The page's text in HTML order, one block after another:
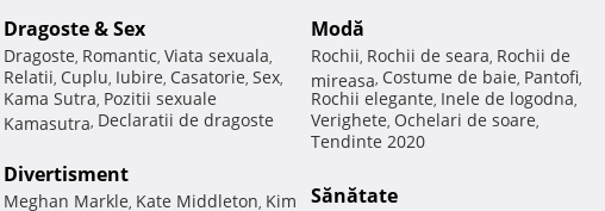
Dragoste & Sex
Dragoste, Romantic, Viata sexuala,
Relatii, Cuplu, Iubire, Casatorie, Sex,
Kama Sutra, Pozitii sexuale
Kamasutra, Declaratii de dragoste
Divertisment
Meghan Markle, Kate Middleton, Kim
Modă
Rochii, Rochii de seara, Rochii de
mireasa, Costume de baie, Pantofi,
Rochii elegante, Inele de logodna,
Verighete, Ochelari de soare,
Tendinte 2020
Sănătate